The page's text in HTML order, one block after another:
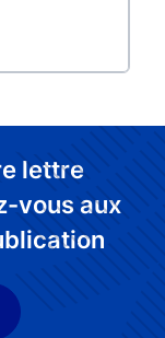
lettre
vous aux